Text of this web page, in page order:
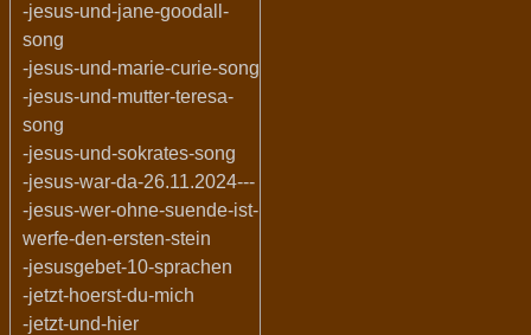
-jesus-und-jane-goodall-
song
-jesus-und-marie-curie-song
-jesus-und-mutter-teresa-
song
-jesus-und-sokrates-song
-jesus-war-da-26.11.2024---
-jesus-wer-ohne-suende-ist-
werfe-den-ersten-stein
-jesusgebet-10-sprachen
-jetzt-hoerst-du-mich
-jetzt-und-hier